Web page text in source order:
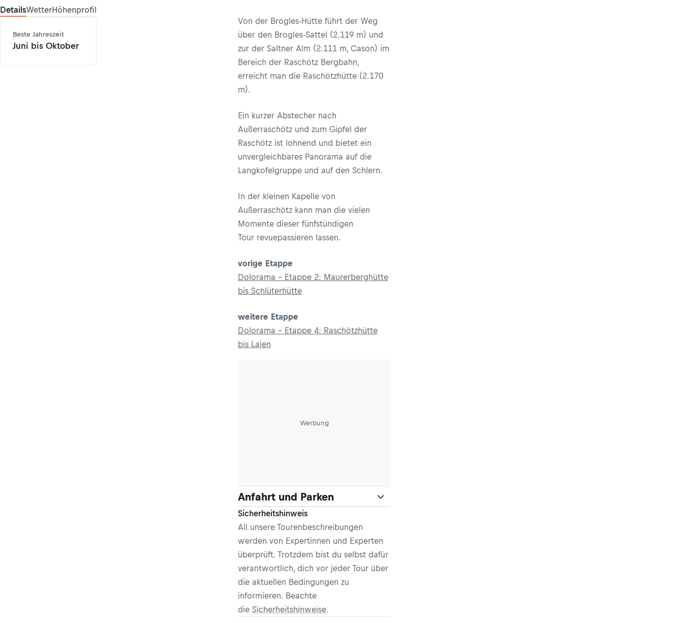
DetailsWetterHöhenprofil
Beste Jahreszeit
Juni bis Oktober
Von der Brogles-Hütte führt der Weg
über den Brogles-Sattel (2.119 m) und
zur der Saltner Alm (2.111 m, Cason) im
Bereich der Raschötz Bergbahn,
erreicht man die Raschötzhütte (2.170
m).
Ein kurzer Abstecher nach
Außerraschötz und zum Gipfel der
Raschötz ist lohnend und bietet ein
unvergleichbares Panorama auf die
Langkofelgruppe und auf den Schlern.
In der kleinen Kapelle von
Außerraschötz kann man die vielen
Momente dieser fünfstündigen
Tour revuepassieren lassen.
vorige Etappe
Dolorama - Etappe 2: Maurerberghütte
bis Schlüterhütte
weitere Etappe
Dolorama - Etappe 4: Raschötzhütte
bis Lajen
Werbung
Anfahrt und Parken
Sicherheitshinweis
All unsere Tourenbeschreibungen
werden von Expertinnen und Experten
überprüft. Trotzdem bist du selbst dafür
verantwortlich, dich vor jeder Tour über
die aktuellen Bedingungen zu
informieren. Beachte
die Sicherheitshinweise.